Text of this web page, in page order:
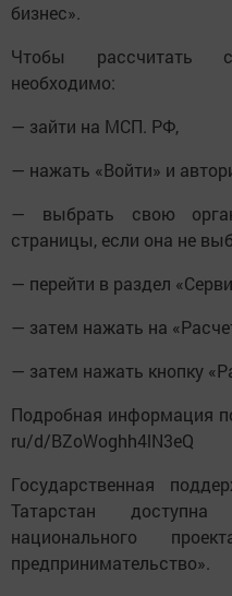
бизнес».
Чтобы рассчитать
необходимо:
— зайти на МСП. РФ,
— нажать «Войти» и
— выбрать свою
страницы, если она не
— перейти в раздел
— затем нажать на
— затем нажать кнопку
Подробная информация
ru/d/BZoWoghh4lN3eQ
Государственная
Татарстан
национального
предпринимательство».